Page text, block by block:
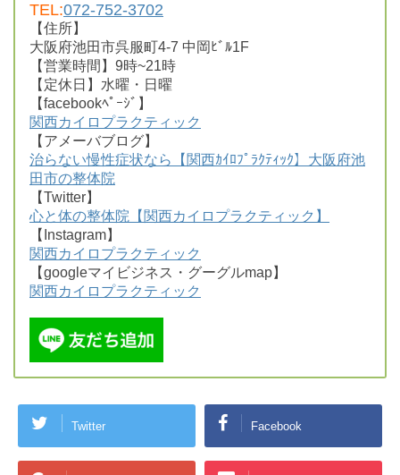
TEL:072-752-3702
【住所】
大阪府池田市呉服町4-7 中岡ﾋﾞﾙ1F
【営業時間】9時~21時
【定休日】水曜・日曜
【facebookﾍﾟｰｼﾞ】
関西カイロプラクティック
【アメーバブログ】
治らない慢性症状なら【関西ｶｲﾛﾌﾟﾗｸﾃｨｯｸ】大阪府池
田市の整体院
【Twitter】
心と体の整体院【関西カイロプラクティック】
【Instagram】
関西カイロプラクティック
【googleマイビジネス・グーグルmap】
関西カイロプラクティック
Twitter Facebook